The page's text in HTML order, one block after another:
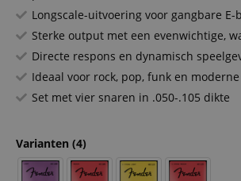
Longscale-uitvoering voor gangbare E-
Sterke output met een evenwichtige,
Directe respons en dynamisch
Ideaal voor rock, pop, funk en
Set met vier snaren in .050-.105 dikte
Varianten (4)